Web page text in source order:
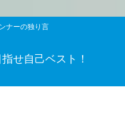
ナーの独り言
せ自己ベスト！